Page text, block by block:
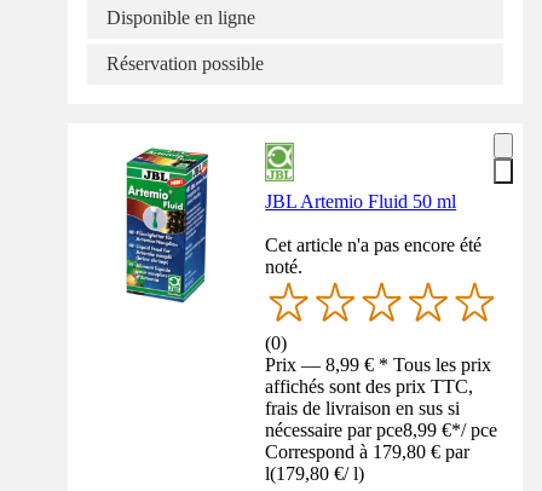
Disponible en ligne
Réservation possible
JBL Artemio Fluid 50 ml
Cet article n'a pas encore été
noté.
(0)
Prix — 8,99 € * Tous les prix
affichés sont des prix TTC,
frais de livraison en sus si
nécessaire par pce8,99 €*/ pce
Correspond à 179,80 € par
l(179,80 €/ l)